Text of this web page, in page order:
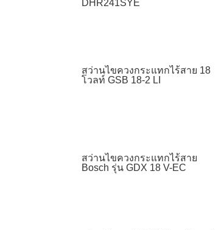
DHR241SYE
สว่านไขควงกระแทกไร้สาย 18
โวลท์ GSB 18-2 LI
สว่านไขควงกระแทกไร้สาย
Bosch รุ่น GDX 18 V-EC